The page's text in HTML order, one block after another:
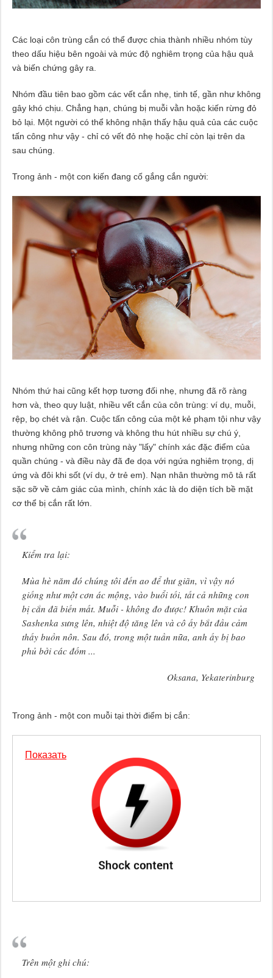
Các loại côn trùng cắn có thể được chia thành nhiều nhóm tùy
theo dấu hiệu bên ngoài và mức độ nghiêm trọng của hậu quả
và biến chứng gây ra.
Nhóm đầu tiên bao gồm các vết cắn nhẹ, tinh tế, gần như không
gây khó chịu. Chẳng hạn, chúng bị muỗi vằn hoặc kiến ​​rừng đỏ
bỏ lại. Một người có thể không nhận thấy hậu quả của các cuộc
tấn công như vậy - chỉ có vết đỏ nhẹ hoặc chỉ còn lại trên da
sau chúng.
Trong ảnh - một con kiến ​​đang cố gắng cắn người:
Nhóm thứ hai cũng kết hợp tương đối nhẹ, nhưng đã rõ ràng
hơn và, theo quy luật, nhiều vết cắn của côn trùng: ví dụ, muỗi,
rệp, bọ chét và rận. Cuộc tấn công của một kẻ phạm tội như vậy
thường không phô trương và không thu hút nhiều sự chú ý,
nhưng những con côn trùng này "lấy" chính xác đặc điểm của
quần chúng - và điều này đã đe dọa với ngứa nghiêm trọng, dị
ứng và đôi khi sốt (ví dụ, ở trẻ em). Nạn nhân thường mô tả rất
sặc sỡ về cảm giác của mình, chính xác là do diện tích bề mặt
cơ thể bị cắn rất lớn.
Kiểm tra lại:
Mùa hè năm đó chúng tôi đến ao để thư giãn, vì vậy nó
giống như một cơn ác mộng, vào buổi tối, tất cả những con
bị cắn đã biến mất. Muỗi - không đo được! Khuôn mặt của
Sashenka sưng lên, nhiệt độ tăng lên và cô ấy bắt đầu cảm
thấy buồn nôn. Sau đó, trong một tuần nữa, anh ấy bị bao
phủ bởi các đốm ...
Oksana, Yekaterinburg
Trong ảnh - một con muỗi tại thời điểm bị cắn:
Показать
Trên một ghi chú: